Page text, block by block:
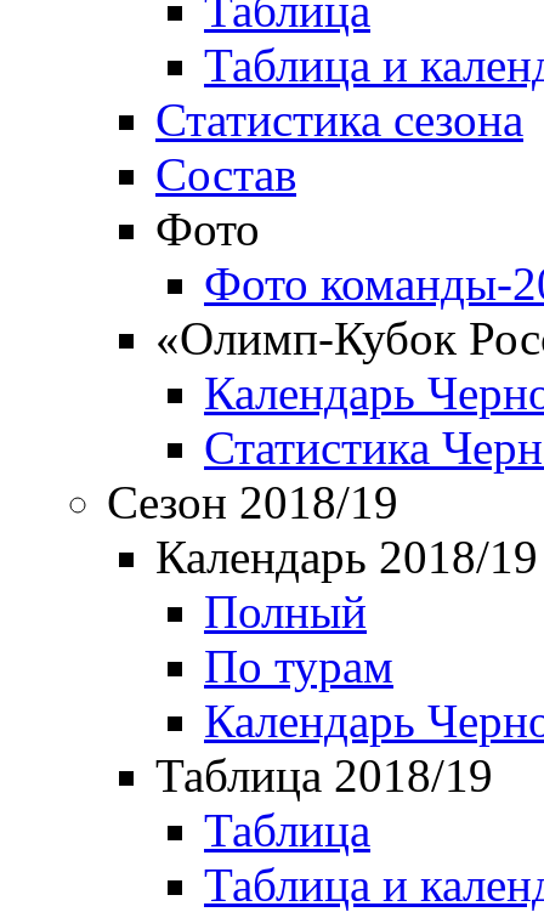
Таблица и
Статистика сезона
Состав
Фото
Фото команды-
«Олимп-Кубок
Календарь
Статистика
Сезон 2018/19
Календарь 2018/19
Полный
По турам
Календарь
Таблица 2018/19
Таблица
Таблица и